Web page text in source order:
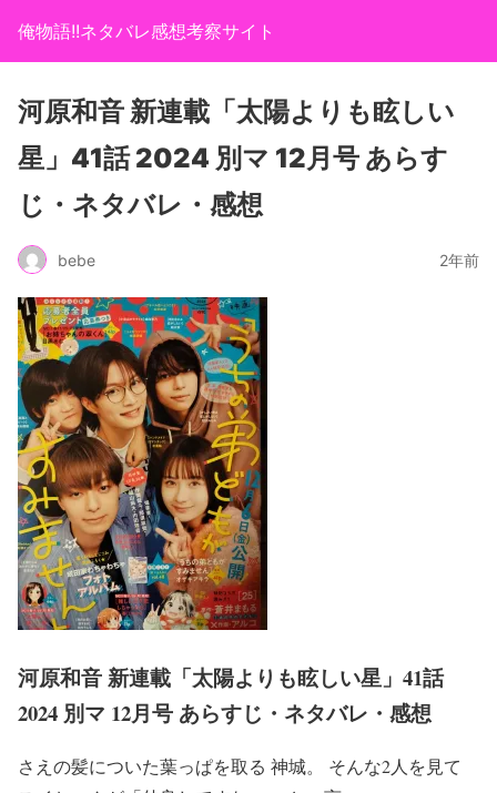
俺物語!!ネタバレ感想考察サイト
河原和音 新連載「太陽よりも眩しい
星」41話 2024 別マ 12月号 あらす
じ・ネタバレ・感想
bebe 2年前
河原和音 新連載「太陽よりも眩しい星」41話
2024 別マ 12月号 あらすじ・ネタバレ・感想
さえの髪についた葉っぱを取る 神城。 そんな2人を見て